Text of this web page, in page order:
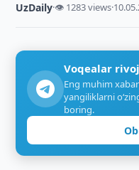
UzDaily·👁 1283 views·
Voqealar
Eng muhim
yangiliklarni
boring.